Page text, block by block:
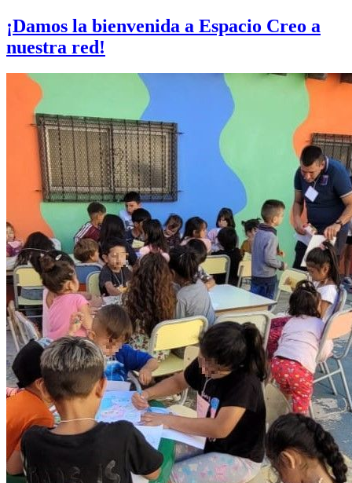
¡Damos la bienvenida a Espacio Creo a
nuestra red!